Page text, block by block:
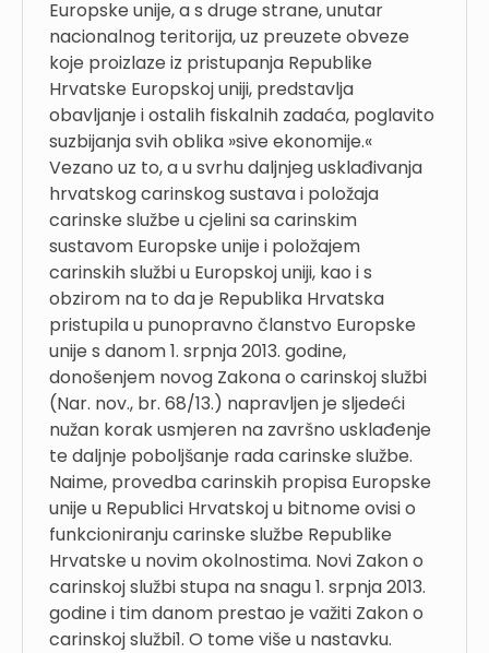
Europske unije, a s druge strane, unutar
nacionalnog teritorija, uz preuzete obveze
koje proizlaze iz pristupanja Republike
Hrvatske Europskoj uniji, predstavlja
obavljanje i ostalih fiskalnih zadaća, poglavito
suzbijanja svih oblika »sive ekonomije.«
Vezano uz to, a u svrhu daljnjeg usklađivanja
hrvatskog carinskog sustava i položaja
carinske službe u cjelini sa carinskim
sustavom Europske unije i položajem
carinskih službi u Europskoj uniji, kao i s
obzirom na to da je Republika Hrvatska
pristupila u punopravno članstvo Europske
unije s danom 1. srpnja 2013. godine,
donošenjem novog Zakona o carinskoj službi
(Nar. nov., br. 68/13.) napravljen je sljedeći
nužan korak usmjeren na završno usklađenje
te daljnje poboljšanje rada carinske službe.
Naime, provedba carinskih propisa Europske
unije u Republici Hrvatskoj u bitnome ovisi o
funkcioniranju carinske službe Republike
Hrvatske u novim okolnostima. Novi Zakon o
carinskoj službi stupa na snagu 1. srpnja 2013.
godine i tim danom prestao je važiti Zakon o
carinskoj službi1. O tome više u nastavku.